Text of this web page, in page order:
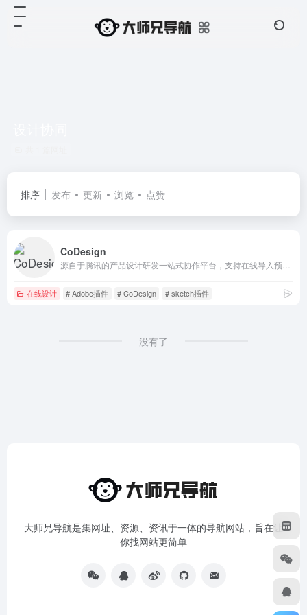
排序 发布 更新 浏览 点赞
CoDesign
在线设计 # Adobe插件 # CoDesign # sketch插件
没有了
大师兄导航是集网址、资源、资讯于一体的导航网站，旨在让
你找网站更简单